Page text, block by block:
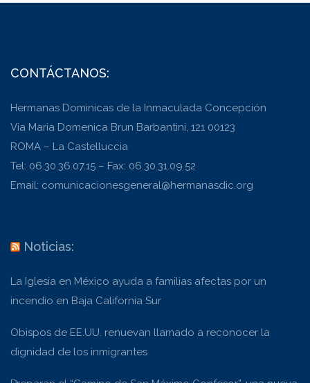
CONTÁCTANOS:
Hermanas Dominicas de la Inmaculada Concepción
Via Maria Domenica Brun Barbantini, 121 00123
ROMA – La Castelluccia
Tel: 06.30.36.07.15 – Fax: 06.30.31.09.52
Email: comunicacionesgeneral@hermanasdic.org
Noticias:
La Iglesia en México ayuda a familias afectas por un
incendio en Baja California Sur
Obispos de EE.UU. renuevan llamado a reconocer la
dignidad de los inmigrantes